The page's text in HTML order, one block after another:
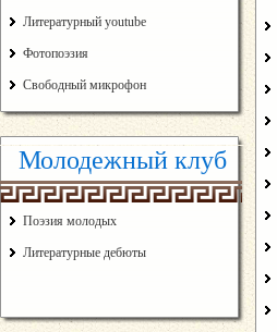
Литературный youtube
Фотопоэзия
Свободный микрофон
Молодежный клуб
Поэзия молодых
Литературные дебюты